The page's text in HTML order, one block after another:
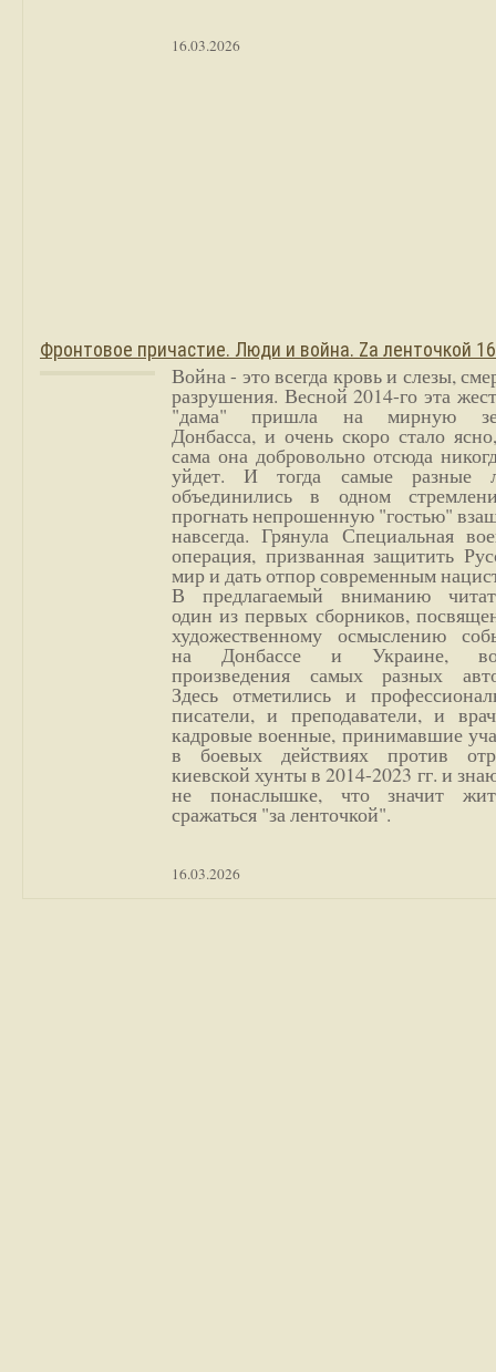
16.03.2026
Фронтовое причастие. Люди и война. Zа ленточкой
Война - это всегда кровь и слезы,
разрушения. Весной 2014-го эта
"дама" пришла на мирную
Донбасса, и очень скоро стало
сама она добровольно отсюда
уйдет. И тогда самые разные
объединились в одном
прогнать непрошенную "гостью"
навсегда. Грянула Специальная
операция, призванная защитить
мир и дать отпор современным
В предлагаемый вниманию
один из первых сборников,
художественному осмыслению
на Донбассе и Украине,
произведения самых разных
Здесь отметились и
писатели, и преподаватели, и
кадровые военные, принимавшие
в боевых действиях против
киевской хунты в 2014-2023 гг. и
не понаслышке, что значит
сражаться "за ленточкой".
16.03.2026